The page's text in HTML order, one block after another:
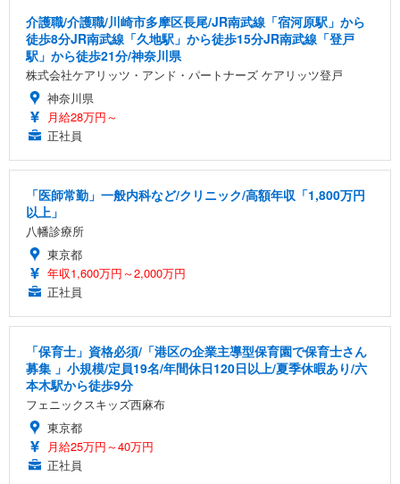
介護職/介護職/川崎市多摩区長尾/JR南武線「宿河原駅」から
徒歩8分JR南武線「久地駅」から徒歩15分JR南武線「登戸
駅」から徒歩21分/神奈川県
株式会社ケアリッツ・アンド・パートナーズ ケアリッツ登戸
神奈川県
月給28万円～
正社員
「医師常勤」一般内科など/クリニック/高額年収「1,800万円
以上」
八幡診療所
東京都
年収1,600万円～2,000万円
正社員
「保育士」資格必須/「港区の企業主導型保育園で保育士さん
募集 」小規模/定員19名/年間休日120日以上/夏季休暇あり/六
本木駅から徒歩9分
フェニックスキッズ西麻布
東京都
月給25万円～40万円
正社員